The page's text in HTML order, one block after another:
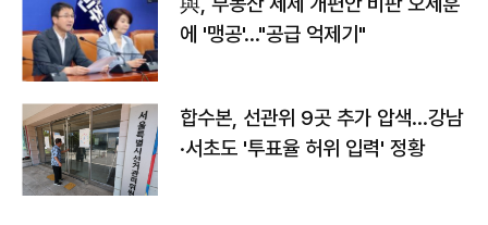
에 '맹공'…"공급 억제기"
합수본, 선관위 9곳 추가 압색…강남
·서초도 '투표율 허위 입력' 정황